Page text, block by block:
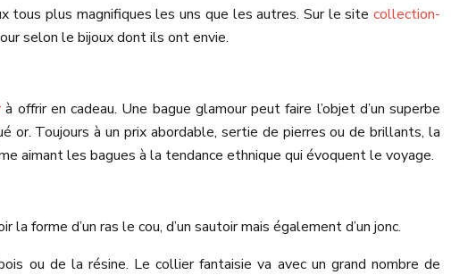
tous plus magnifiques les uns que les autres. Sur le site collection-
selon le bijoux dont ils ont envie.
à offrir en cadeau. Une bague glamour peut faire l’objet d’un superbe
Toujours à un prix abordable, sertie de pierres ou de brillants, la
aimant les bagues à la tendance ethnique qui évoquent le voyage.
forme d’un ras le cou, d’un sautoir mais également d’un jonc.
ou de la résine. Le collier fantaisie va avec un grand nombre de